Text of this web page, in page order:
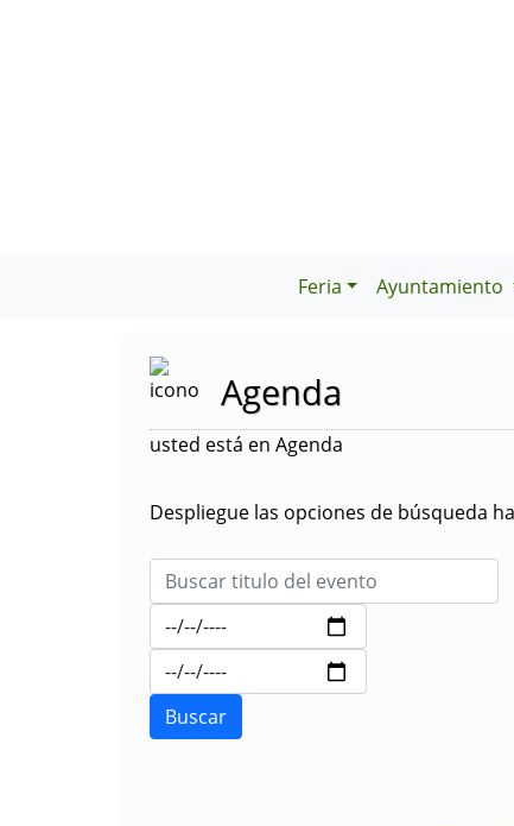
Feria Ayuntamiento
Agenda
usted está en Agenda
Despliegue las opciones de búsqueda